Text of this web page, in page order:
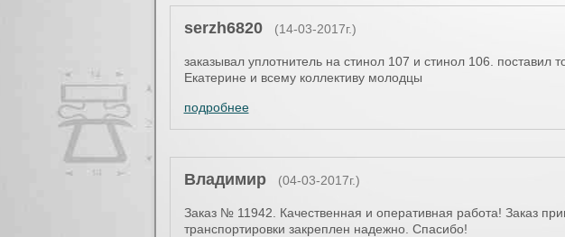
serzh6820 (14-03-2017г.)
заказывал уплотнитель на стинол 107 и стинол 106.
Екатерине и всему коллективу молодцы
подробнее
Владимир (04-03-2017г.)
Заказ № 11942. Качественная и оперативная работа! Заказ
транспортировки закреплен надежно. Спасибо!